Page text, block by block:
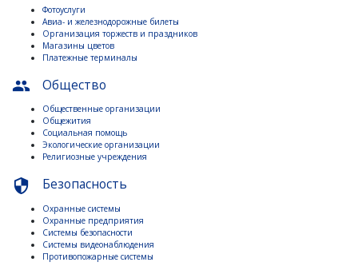
Фотоуслуги
Авиа- и железнодорожные билеты
Организация торжеств и праздников
Магазины цветов
Платежные терминалы
people Общество
Общественные организации
Общежития
Социальная помощь
Экологические организации
Религиозные учреждения
security Безопасность
Охранные системы
Охранные предприятия
Системы безопасности
Системы видеонаблюдения
Противопожарные системы